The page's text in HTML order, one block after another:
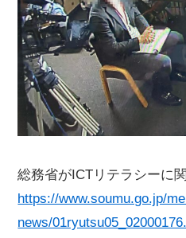
総務省がICTリテラシーに
https://www.soumu.go.jp/
news/